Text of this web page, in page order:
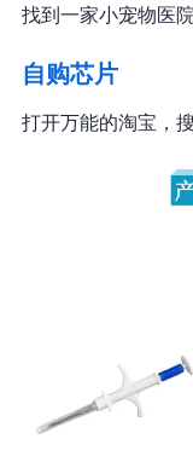
找到一家小宠物医
自购芯片
打开万能的淘宝，